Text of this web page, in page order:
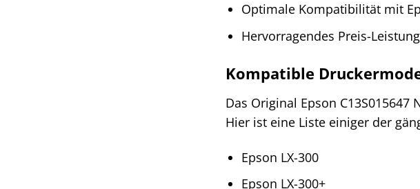
Optimale Kompatibilität mit
Hervorragendes Preis-
Kompatible
Das Original Epson
Hier ist eine Liste einiger der
Epson LX-300
Epson LX-300+